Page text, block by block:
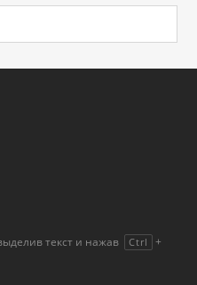
текст и нажав Ctrl +